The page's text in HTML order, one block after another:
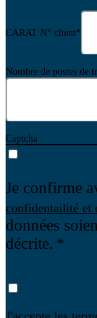
CARAT N° client*
Nombre de postes de
Captcha
Je confirme
confidentailité et
données
décrite.